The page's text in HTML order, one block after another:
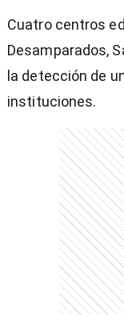
Cuatro centros
Desamparados,
la detección de
instituciones.